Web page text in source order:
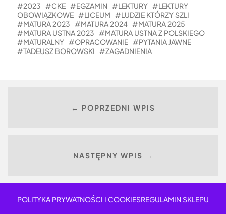
2023
CKE EGZAMIN LEKTURY
LEKTURY
OBOWIĄZKOWE
LICEUM
LUDZIE KTÓRZY SZLI
MATURA 2023
MATURA 2024
MATURA 2025
MATURA USTNA 2023
MATURA USTNA Z POLSKIEGO
MATURALNY
OPRACOWANIE
PYTANIA JAWNE
TADEUSZ BOROWSKI
ZAGADNIENIA
← POPRZEDNI WPIS
NASTĘPNY WPIS →
POLITYKA PRYWATNOŚCI I COOKIESREGULAMIN SKLEPU